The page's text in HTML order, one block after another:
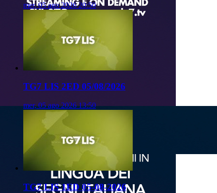
mer, 05 ago 2026 20:50
TG7 LIS 2ED 05/08/2026
mer, 05 ago 2026 13:50
TG7 LIS 1ED 05-08-2026